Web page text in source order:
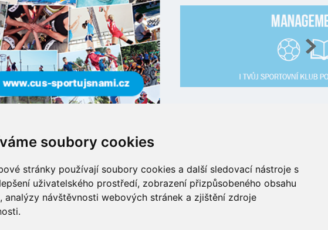
soubory cookies
stránky používají soubory cookies a další sledovací nástroje s
uživatelského prostředí, zobrazení přizpůsobeného obsahu
analýzy návštěvnosti webových stránek a zjištění zdroje
info@cuscz.cz